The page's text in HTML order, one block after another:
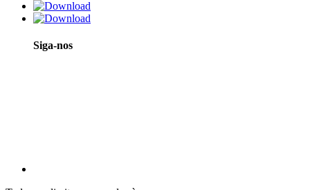
Siga-nos